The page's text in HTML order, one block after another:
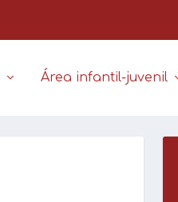
Área infantil-juvenil